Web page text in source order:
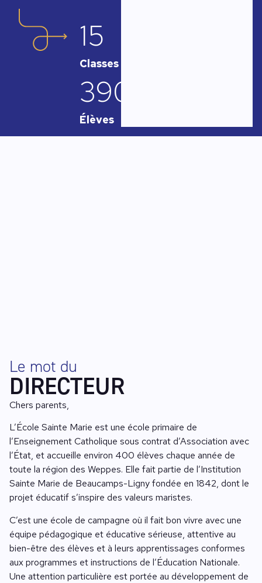
15
Classes
390
Élèves
Le mot du
DIRECTEUR
Chers parents,
L’École Sainte Marie est une école primaire de
l’Enseignement Catholique sous contrat d’Association avec
l’État, et accueille environ 400 élèves chaque année de
toute la région des Weppes. Elle fait partie de l’Institution
Sainte Marie de Beaucamps-Ligny fondée en 1842, dont le
projet éducatif s’inspire des valeurs maristes.
C’est une école de campagne où il fait bon vivre avec une
équipe pédagogique et éducative sérieuse, attentive au
bien-être des élèves et à leurs apprentissages conformes
aux programmes et instructions de l’Éducation Nationale.
Une attention particulière est portée au développement de